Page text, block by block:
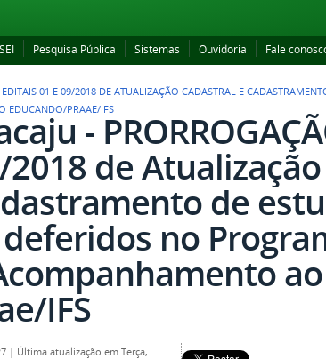
SEI Pesquisa Pública Sistemas Ouvidoria Fale
01 E 09/2018 DE ATUALIZAÇÃO CADASTRAL E
EDUCANDO/PRAAE/IFS
-
2018 de Atualização
de
no
ao
IFS
| Última atualização em Terça,